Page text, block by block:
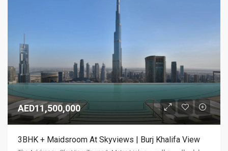
AED11,500,000
3BHK + Maidsroom At Skyviews | Burj Khalifa View